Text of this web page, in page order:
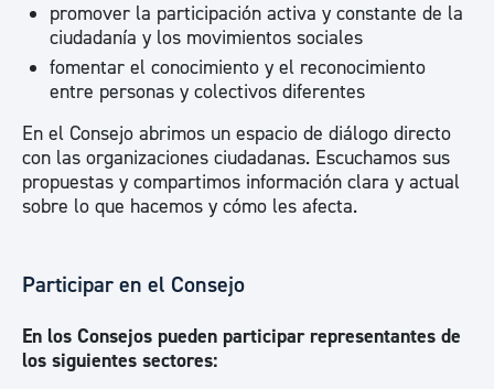
promover la participación activa y constante de la
ciudadanía y los movimientos sociales
fomentar el conocimiento y el reconocimiento
entre personas y colectivos diferentes
En el Consejo abrimos un espacio de diálogo directo
con las organizaciones ciudadanas. Escuchamos sus
propuestas y compartimos información clara y actual
sobre lo que hacemos y cómo les afecta.
Participar en el Consejo
En los Consejos pueden participar representantes de
los siguientes sectores: